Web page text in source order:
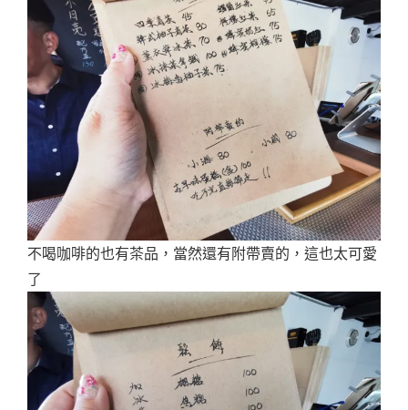
不喝咖啡的也有茶品，當然還有附帶賣的，這也太可愛
了